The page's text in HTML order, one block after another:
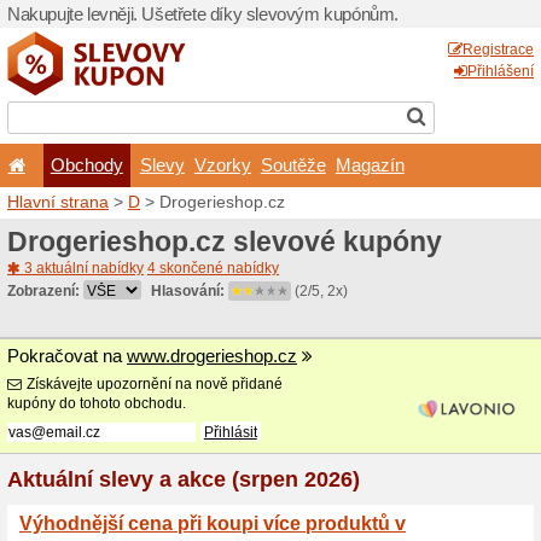
Nakupujte levněji.
Obchody Slevy
Hlavní strana > D>